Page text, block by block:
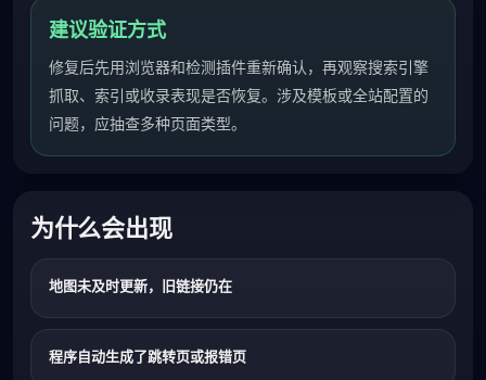
建议验证方式
修复后先用浏览器和检测插件重新确认，再观察搜索引擎
抓取、索引或收录表现是否恢复。涉及模板或全站配置的
问题，应抽查多种页面类型。
为什么会出现
地图未及时更新，旧链接仍在
程序自动生成了跳转页或报错页